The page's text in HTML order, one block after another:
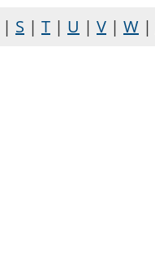
| S | T | U | V | W |